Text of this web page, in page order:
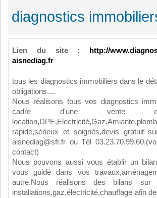
diagnostics
Lien du site :
http://
aisnediag.fr
tous les diagnostics immobiliers dans le
obligations....
Nous réalisons tous vos diagnostics
cadre d'une vente
rapide,sérieux et soignés,devis gratuit
aisnediag@sfr.fr ou Tél
contact)
Nous pouvons aussi vous établir un
vous guidé dans vos
autre.Nous réalisons des bilans
installations,gaz,électricité,chauffage afin